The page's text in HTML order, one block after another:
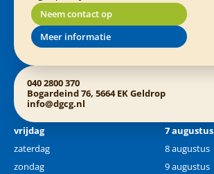
Neem contact op
Meer informatie
040 2800 370
Bogardeind 76, 5664 EK Geldrop
info@dgcg.nl
vrijdag 7 augustus
zaterdag
8 augustus
zondag
9 augustus